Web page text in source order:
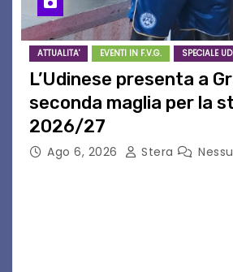
ATTUALITA' EVENTI IN F.V.G. SPECIALE
L’Udinese presenta a
seconda maglia per la
2026/27
Ago 6, 2026 Stera